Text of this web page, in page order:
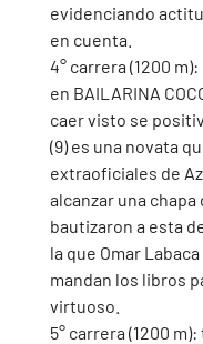
evidenciando
en cuenta.
4° carrera (1200
en BAILARINA
caer visto se
(9) es una novata
extraoficiales de
alcanzar una chapa
bautizaron a esta
la que Omar
mandan los libros
virtuoso.
5° carrera (1200